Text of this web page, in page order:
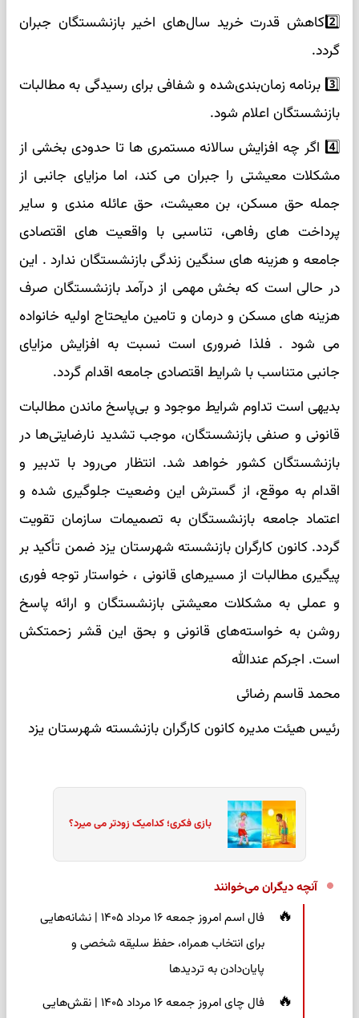
2️⃣کاهش قدرت خرید سال‌های اخیر بازنشستگان جبران
گردد.
3️⃣ برنامه زمان‌بندی‌شده و شفافی برای رسیدگی به مطالبات
بازنشستگان اعلام شود.
4️⃣ اگر چه افزایش سالانه مستمری ها تا حدودی بخشی از
مشکلات معیشتی را جبران می کند، اما مزایای جانبی از
جمله حق مسکن، بن معیشت، حق عائله مندی و سایر
پرداخت های رفاهی، تناسبی با واقعیت های اقتصادی
جامعه و هزینه های سنگین زندگی بازنشستگان ندارد . این
در حالی است که بخش مهمی از درآمد بازنشستگان صرف
هزینه های مسکن و درمان و تامین مایحتاج اولیه خانواده
می شود . فلذا ضروری است نسبت به افزایش مزایای
جانبی متناسب با شرایط اقتصادی جامعه اقدام گردد.
بدیهی است تداوم شرایط موجود و بی‌پاسخ ماندن مطالبات
قانونی و صنفی بازنشستگان، موجب تشدید نارضایتی‌ها در
بازنشستگان کشور خواهد شد. انتظار می‌رود با تدبیر و
اقدام به‌ موقع، از گسترش این وضعیت جلوگیری شده و
اعتماد جامعه بازنشستگان به تصمیمات سازمان تقویت
گردد. کانون کارگران بازنشسته شهرستان یزد ضمن تأکید بر
پیگیری مطالبات از مسیرهای قانونی ، خواستار توجه فوری
و عملی به مشکلات معیشتی بازنشستگان و ارائه پاسخ
روشن به خواسته‌های قانونی و بحق این قشر زحمتکش
است. اجرکم عندالله
محمد قاسم رضائی
رئیس هیئت مدیره کانون کارگران بازنشسته شهرستان یزد
بازی فکری؛ کدامیک زودتر می میرد؟
آنچه دیگران می‌خوانند
فال اسم امروز جمعه ۱۶ مرداد ۱۴۰۵ | نشانه‌هایی
برای انتخاب همراه، حفظ سلیقه شخصی و
پایان‌دادن به تردیدها
فال چای امروز جمعه ۱۶ مرداد ۱۴۰۵ | نقش‌هایی